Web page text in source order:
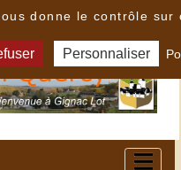
donne le contrôle sur
Personnaliser